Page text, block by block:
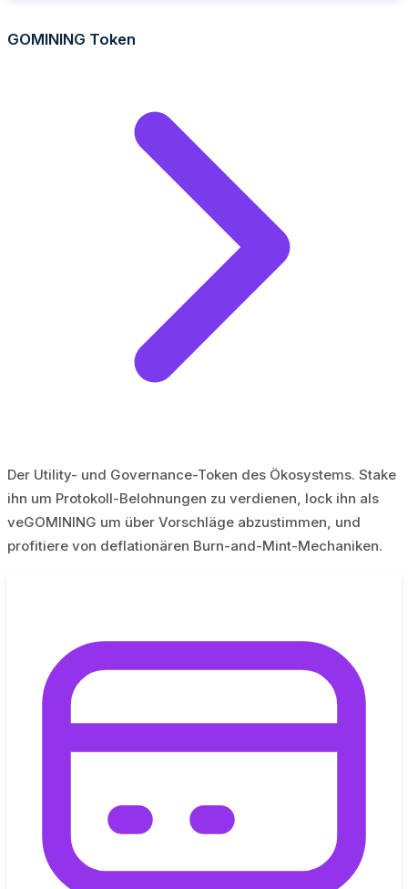
GOMINING Token
Der Utility- und Governance-Token des Ökosystems. Stake
ihn um Protokoll-Belohnungen zu verdienen, lock ihn als
veGOMINING um über Vorschläge abzustimmen, und
profitiere von deflationären Burn-and-Mint-Mechaniken.